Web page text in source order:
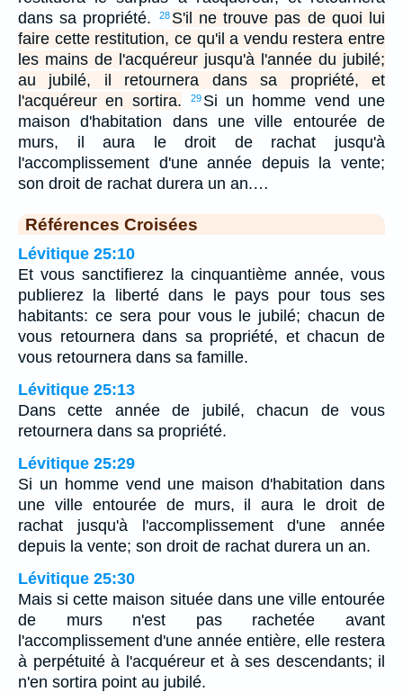
dans sa propriété.
28 S'il ne trouve pas de quoi lui
faire cette restitution, ce qu'il a vendu restera entre
les mains de l'acquéreur jusqu'à l'année du jubilé;
au jubilé, il retournera dans sa propriété, et
l'acquéreur en sortira.
29 Si un homme vend une
maison d'habitation dans une ville entourée de
murs, il aura le droit de rachat jusqu'à
l'accomplissement d'une année depuis la vente;
son droit de rachat durera un an.…
Références Croisées
Lévitique 25:10
Et vous sanctifierez la cinquantième année, vous
publierez la liberté dans le pays pour tous ses
habitants: ce sera pour vous le jubilé; chacun de
vous retournera dans sa propriété, et chacun de
vous retournera dans sa famille.
Lévitique 25:13
Dans cette année de jubilé, chacun de vous
retournera dans sa propriété.
Lévitique 25:29
Si un homme vend une maison d'habitation dans
une ville entourée de murs, il aura le droit de
rachat jusqu'à l'accomplissement d'une année
depuis la vente; son droit de rachat durera un an.
Lévitique 25:30
Mais si cette maison située dans une ville entourée
de murs n'est pas rachetée avant
l'accomplissement d'une année entière, elle restera
à perpétuité à l'acquéreur et à ses descendants; il
n'en sortira point au jubilé.